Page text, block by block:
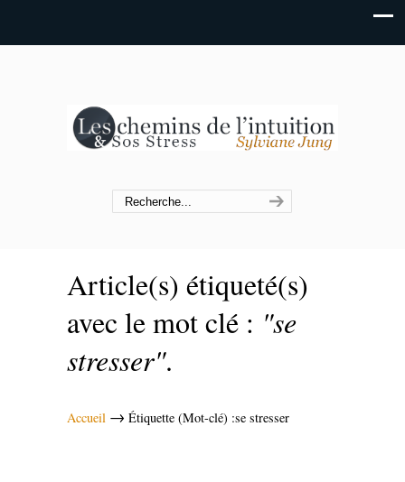
Article(s) étiqueté(s)
avec le mot clé : "se
stresser".
Accueil → Étiquette (Mot-clé) :se stresser